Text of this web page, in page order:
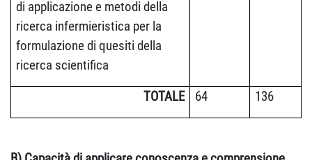
di applicazione e metodi della
ricerca infermieristica per la
formulazione di quesiti della
ricerca scientifica
TOTALE 64 136